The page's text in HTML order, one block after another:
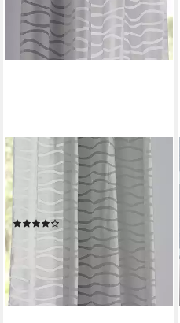
KUTTI
Vorhang Enya (1 St), Ösen,
halbtransparent, Ausbrenner,
modernes Design
ab 31,68 €
lieferbar - in 3-4 Werktagen bei dir